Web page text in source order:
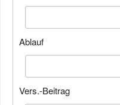
Ablauf
Vers.-Beitrag